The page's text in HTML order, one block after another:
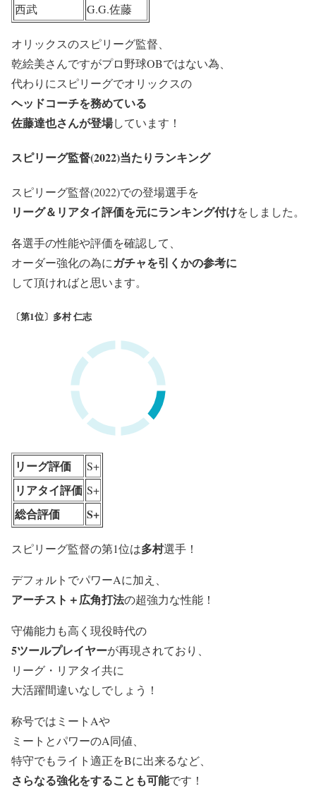
西武
G.G.佐藤
オリックスのスピリーグ監督、
乾絵美さんですがプロ野球OBではない為、
代わりにスピリーグでオリックスの
ヘッドコーチを務めている
佐藤達也さんが登場しています！
スピリーグ監督(2022)当たりランキング
スピリーグ監督(2022)での登場選手を
リーグ＆リアタイ評価を元にランキング付けをしました。
各選手の性能や評価を確認して、
オーダー強化の為にガチャを引くかの参考に
して頂ければと思います。
〔第1位〕多村 仁志
リーグ評価 S+
リアタイ評価 S+
総合評価 S+
スピリーグ監督の第1位は多村選手！
デフォルトでパワーAに加え、
アーチスト＋広角打法の超強力な性能！
守備能力も高く現役時代の
5ツールプレイヤーが再現されており、
リーグ・リアタイ共に
大活躍間違いなしでしょう！
称号ではミートAや
ミートとパワーのA同値、
特守でもライト適正をBに出来るなど、
さらなる強化をすることも可能です！